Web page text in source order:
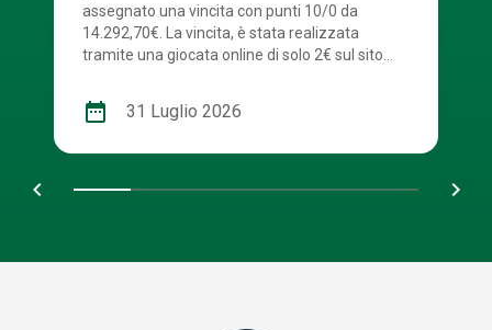
assegnato una vincita con punti 10/0 da
14.292,70€. La vincita, è stata realizzata
tramite una giocata online di solo 2€ sul sito
– 5 – 6 – 7 – 9 – 12 – 15 – 16 – 20. Numerone:
13. Win For Life, con tutte le sue modalità di
tutti i vantaggi dell’esperienza di gioco online.
date_range 31 Luglio 2026
chevron_left navigate_next